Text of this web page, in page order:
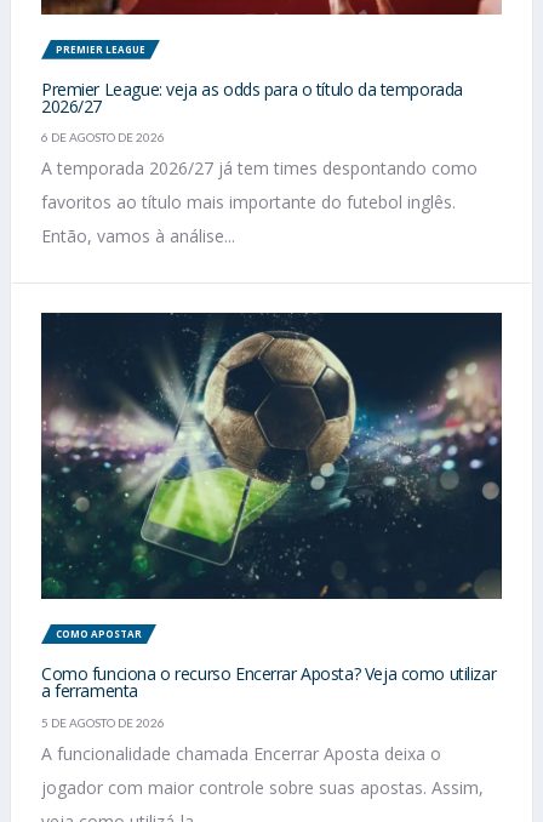
PREMIER LEAGUE
Premier League: veja as odds para o título da temporada
2026/27
6 DE AGOSTO DE 2026
A temporada 2026/27 já tem times despontando como
favoritos ao título mais importante do futebol inglês.
Então, vamos à análise...
COMO APOSTAR
Como funciona o recurso Encerrar Aposta? Veja como utilizar
a ferramenta
5 DE AGOSTO DE 2026
A funcionalidade chamada Encerrar Aposta deixa o
jogador com maior controle sobre suas apostas. Assim,